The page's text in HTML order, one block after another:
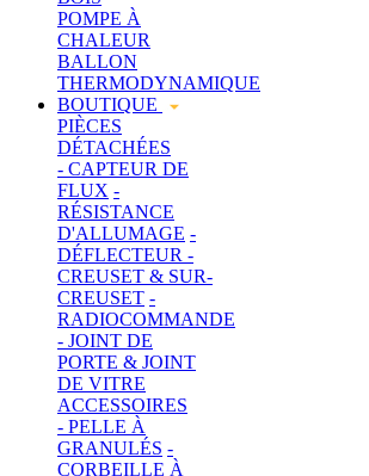
POMPE À
CHALEUR
BALLON
THERMODYNAMIQUE
BOUTIQUE
PIÈCES
DÉTACHÉES
- CAPTEUR DE
FLUX -
RÉSISTANCE
D'ALLUMAGE -
DÉFLECTEUR -
CREUSET & SUR-
CREUSET -
RADIOCOMMANDE
- JOINT DE
PORTE & JOINT
DE VITRE
ACCESSOIRES
- PELLE À
GRANULÉS -
CORBEILLE À